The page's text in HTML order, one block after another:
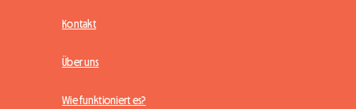
Kontakt
Über uns
Wie funktioniert es?